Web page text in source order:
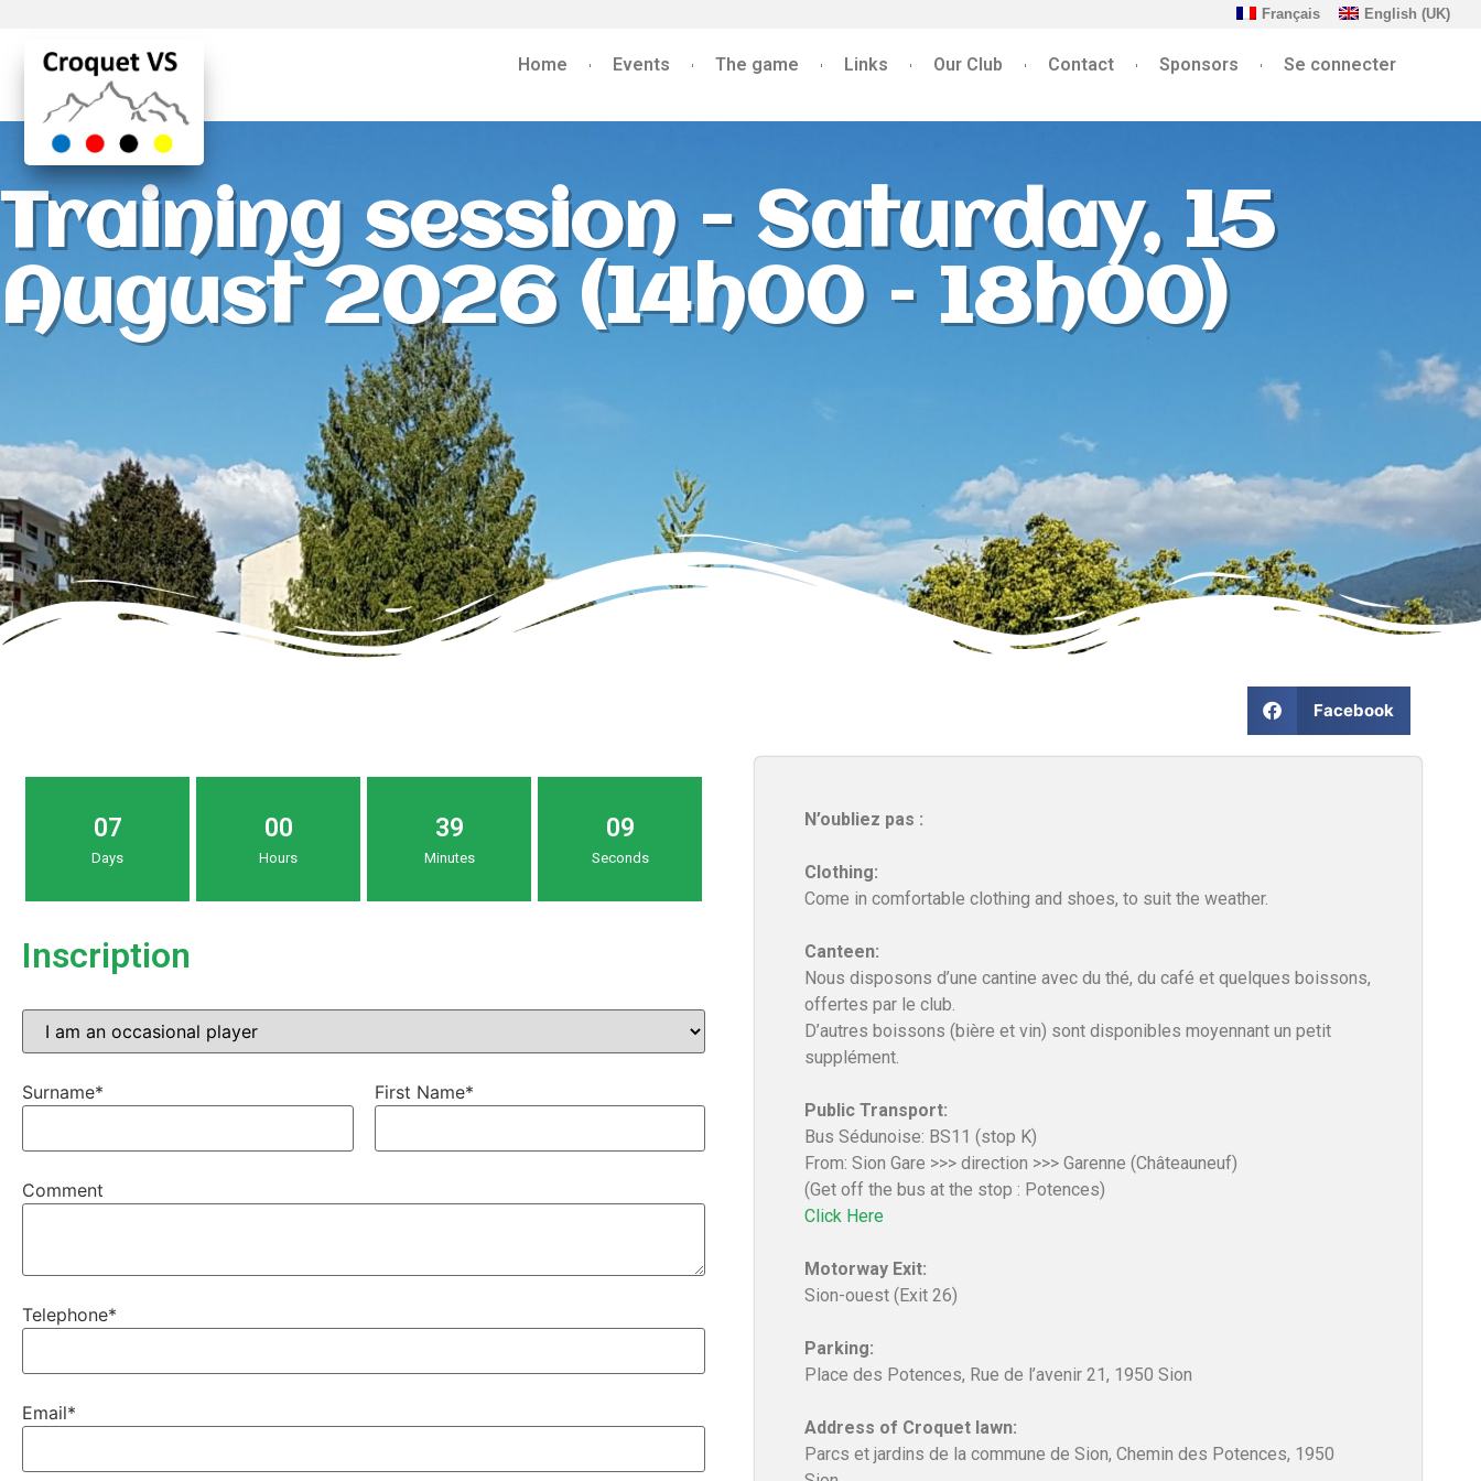
Français English (UK)
Home Events The game Links Our Club Contact Sponsors Se connecter
Training session - Saturday, 15
August 2026 (14h00 – 18h00)
Facebook
07
Days
00
Hours
39
Minutes
09
Seconds
Inscription
Surname* First Name*
Comment
Telephone*
Email*
N’oubliez pas :
Clothing:
Come in comfortable clothing and shoes, to suit the weather.
Canteen:
Nous disposons d’une cantine avec du thé, du café et quelques boissons,
offertes par le club.
D’autres boissons (bière et vin) sont disponibles moyennant un petit
supplément.
Public Transport:
Bus Sédunoise: BS11 (stop K)
From: Sion Gare >>> direction >>> Garenne (Châteauneuf)
(Get off the bus at the stop : Potences)
Click Here
Motorway Exit:
Sion-ouest (Exit 26)
Parking:
Place des Potences, Rue de l’avenir 21, 1950 Sion
Address of Croquet lawn:
Parcs et jardins de la commune de Sion, Chemin des Potences, 1950